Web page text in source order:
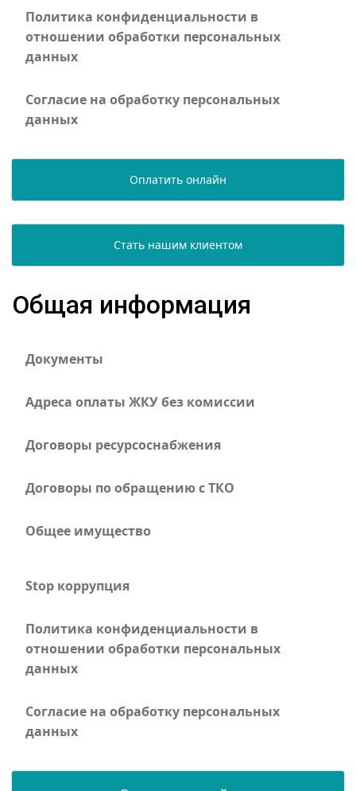
Политика конфиденциальности в
отношении обработки персональных
данных
Согласие на обработку персональных
данных
Оплатить онлайн
Стать нашим клиентом
Общая информация
Документы
Адреса оплаты ЖКУ без комиссии
Договоры ресурсоснабжения
Договоры по обращению с ТКО
Общее имущество
Stop коррупция
Политика конфиденциальности в
отношении обработки персональных
данных
Согласие на обработку персональных
данных